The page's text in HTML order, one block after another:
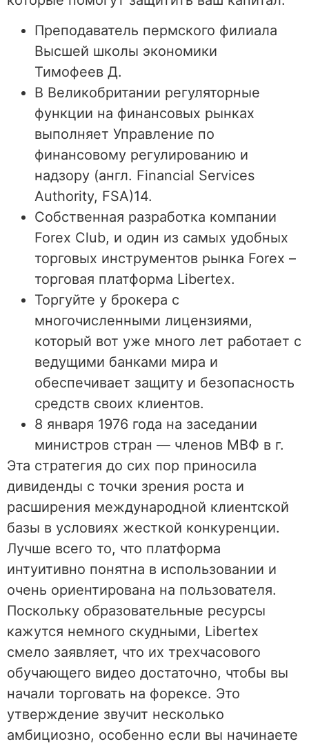
Преподаватель пермского филиала
Высшей школы экономики
Тимофеев Д.
В Великобритании регуляторные
функции на финансовых рынках
выполняет Управление по
финансовому регулированию и
надзору (англ. Financial Services
Authority, FSA)14.
Собственная разработка компании
Forex Club, и один из самых удобных
торговых инструментов рынка Forex –
торговая платформа Libertex.
Торгуйте у брокера с
многочисленными лицензиями,
который вот уже много лет работает с
ведущими банками мира и
обеспечивает защиту и безопасность
средств своих клиентов.
8 января 1976 года на заседании
министров стран — членов МВФ в г.
Эта стратегия до сих пор приносила
дивиденды с точки зрения роста и
расширения международной клиентской
базы в условиях жесткой конкуренции.
Лучше всего то, что платформа
интуитивно понятна в использовании и
очень ориентирована на пользователя.
Поскольку образовательные ресурсы
кажутся немного скудными, Libertex
смело заявляет, что их трехчасового
обучающего видео достаточно, чтобы вы
начали торговать на форексе. Это
утверждение звучит несколько
амбициозно, особенно если вы начинаете